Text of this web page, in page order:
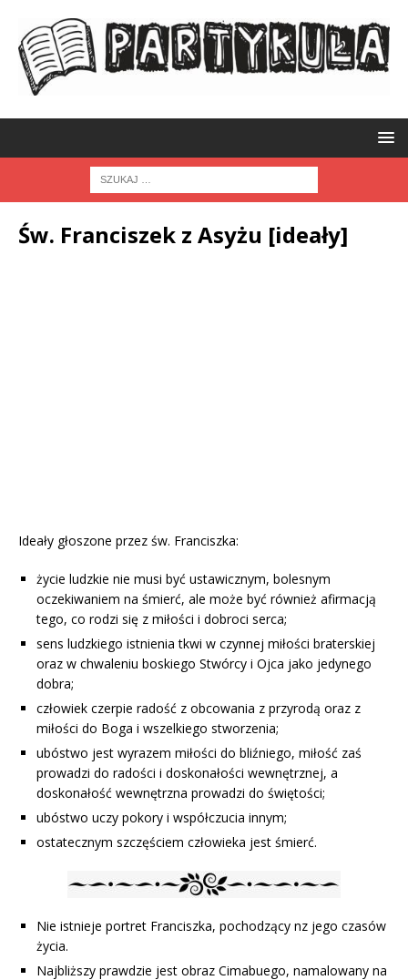
Św. Franciszek z Asyżu [ideały]
Ideały głoszone przez św. Franciszka:
życie ludzkie nie musi być ustawicznym, bolesnym
oczekiwaniem na śmierć, ale może być również afirmacją
tego, co rodzi się z miłości i dobroci serca;
sens ludzkiego istnienia tkwi w czynnej miłości braterskiej
oraz w chwaleniu boskiego Stwórcy i Ojca jako jedynego
dobra;
człowiek czerpie radość z obcowania z przyrodą oraz z
miłości do Boga i wszelkiego stworzenia;
ubóstwo jest wyrazem miłości do bliźniego, miłość zaś
prowadzi do radości i doskonałości wewnętrznej, a
doskonałość wewnętrzna prowadzi do świętości;
ubóstwo uczy pokory i współczucia innym;
ostatecznym szczęściem człowieka jest śmierć.
Nie istnieje portret Franciszka, pochodzący nz jego czasów
życia.
Najbliższy prawdzie jest obraz Cimabuego, namalowany na